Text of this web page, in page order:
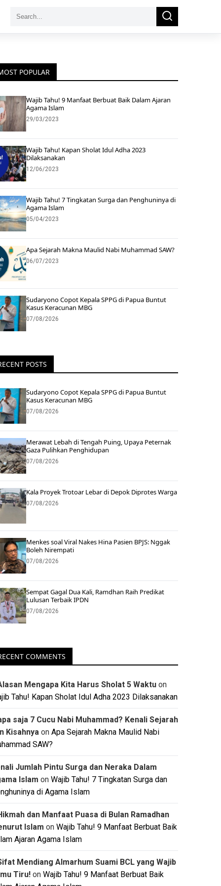
Search
Search
POPULAR
Wajib Tahu! 9 Manfaat Berbuat Baik Dalam Ajaran
Agama Islam
29/03/2023
Wajib Tahu! Kapan Sholat Idul Adha 2023
Dilaksanakan
12/06/2023
Wajib Tahu! 7 Tingkatan Surga dan Penghuninya di
Agama Islam
05/04/2023
Apa Sejarah Makna Maulid Nabi Muhammad SAW?
06/07/2023
Sudaryono Copot Kepala SPPG di Papua Buntut
Kasus Keracunan MBG
07/08/2026
POSTS
Sudaryono Copot Kepala SPPG di Papua Buntut
Kasus Keracunan MBG
07/08/2026
Merawat Lebah di Tengah Puing, Upaya Peternak
Gaza Pulihkan Penghidupan
07/08/2026
Kala Proyek Trotoar Lebar di Depok Diprotes Warga
07/08/2026
Menkes soal Viral Nakes Hina Pasien BPJS: Nggak
Boleh Nirempati
07/08/2026
Sempat Gagal Dua Kali, Ramdhan Raih Predikat
Lulusan Terbaik IPDN
07/08/2026
COMMENTS
Mengapa Kita Harus Sholat 5 Waktu on
Tahu! Kapan Sholat Idul Adha 2023 Dilaksanakan
saja 7 Cucu Nabi Muhammad? Kenali Sejarah
Kisahnya on Apa Sejarah Makna Maulid Nabi
SAW?
Jumlah Pintu Surga dan Neraka Dalam
Islam on Wajib Tahu! 7 Tingkatan Surga dan
di Agama Islam
dan Manfaat Puasa di Bulan Ramadhan
Islam on Wajib Tahu! 9 Manfaat Berbuat Baik
Ajaran Agama Islam
Mendiang Almarhum Suami BCL yang Wajib
Tiru! on Wajib Tahu! 9 Manfaat Berbuat Baik